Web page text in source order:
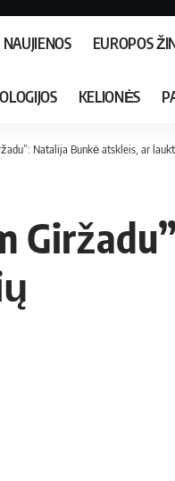
EUROPOS
KELIONĖS
Natalija Bunkė atskleis, ar